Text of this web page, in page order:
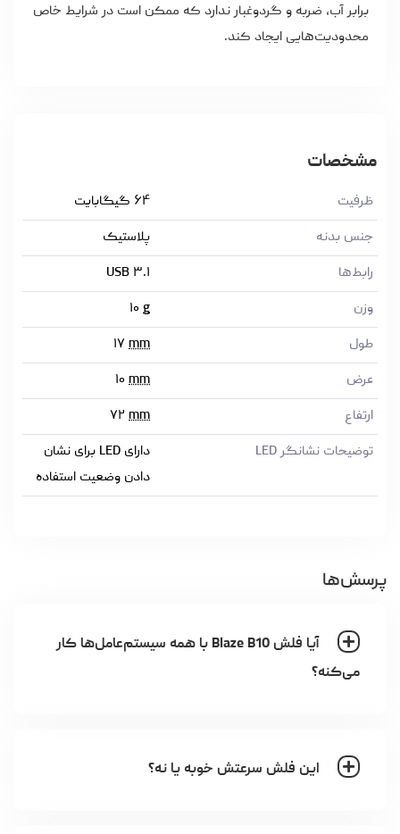
برابر آب، ضربه و گردوغبار ندارد که ممکن است در شرایط خاص
محدودیت‌هایی ایجاد کند.
مشخصات
ظرفیت
۶۴ گیگابایت
جنس بدنه
پلاستیک
رابط‌ها
USB ۳.۱
وزن
۱۰ g
طول
۱۷ mm
عرض
۱۰ mm
ارتفاع
۷۲ mm
توضیحات نشانگر LED
دارای LED برای نشان
دادن وضعیت استفاده
پرسش‌ها
آیا فلش Blaze B10 با همه سیستم‌عامل‌ها کار
می‌کنه؟
این فلش سرعتش خوبه یا نه؟